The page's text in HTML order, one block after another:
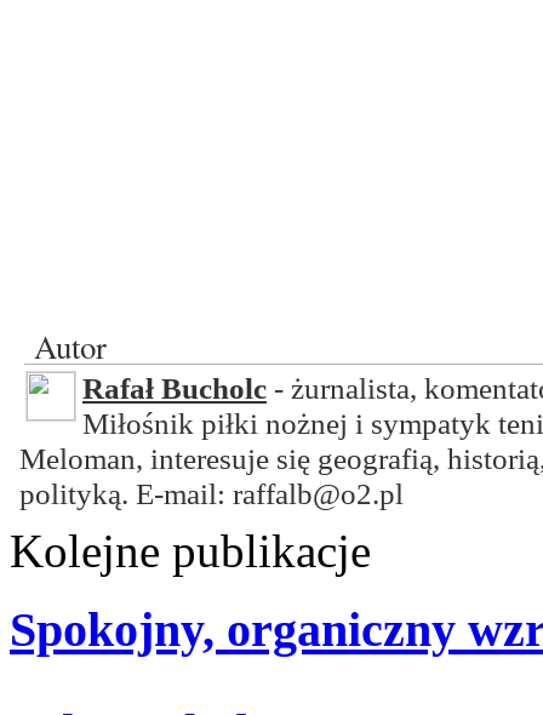
Autor
Rafał Bucholc - żurnalista,
Miłośnik piłki nożnej i sympatyk
Meloman, interesuje się geografią,
polityką. E-mail: raffalb@o2.pl
Kolejne publikacje
Spokojny, organiczny